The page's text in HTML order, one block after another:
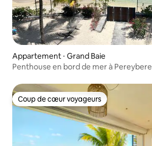
Appartement ⋅ Grand Baie
Penthouse en bord de mer à Pereybere
Coup de cœur voyageurs
Coup de cœur voyageurs